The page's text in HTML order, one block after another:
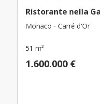
Ristorante nella
Monaco - Carré d'Or
51 m²
1.600.000 €